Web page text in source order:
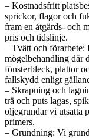
– Kostnadsfritt
sprickor, flagor och
fram en åtgärds- och
pris och tidslinje.
– Tvätt och förarbete:
mögelbehandling där
fönsterbleck, plattor
fallskydd enligt
– Skrapning och
trä och puts lagas,
oljegrundar vi utsatta
primers.
– Grundning: Vi